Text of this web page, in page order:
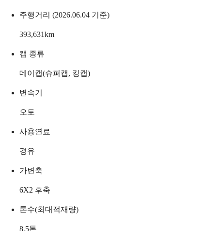
주행거리 (2026.06.04 기준)
393,631km
캡 종류
데이캡(슈퍼캡, 킹캡)
변속기
오토
사용연료
경유
가변축
6X2 후축
톤수(최대적재량)
8.5톤